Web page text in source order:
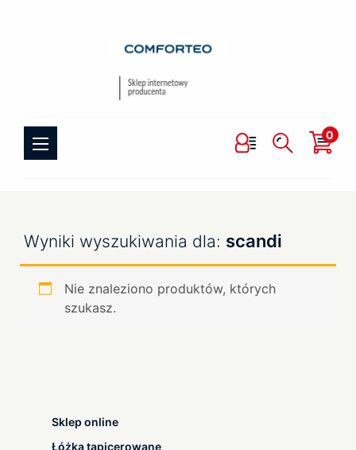
0
Wyniki wyszukiwania dla: scandi
Nie znaleziono produktów, których
szukasz.
Sklep online
Łóżka tapicerowane